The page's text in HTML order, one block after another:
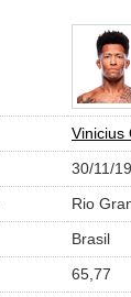
Vinicius
30/11/
Rio
Brasil
65,77